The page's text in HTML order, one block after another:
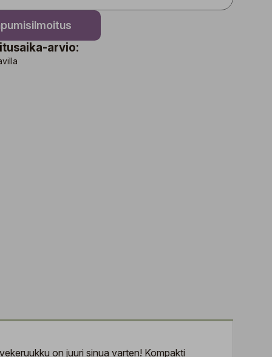
arvio:
on juuri sinua varten! Kompakti